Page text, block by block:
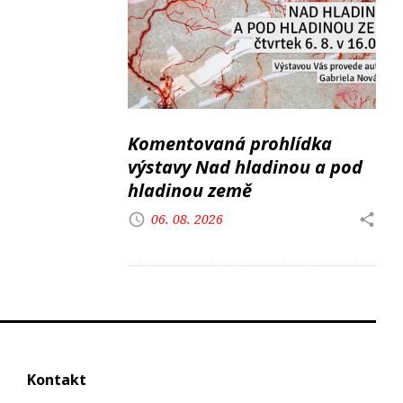
Komentovaná prohlídka
výstavy Nad hladinou a pod
hladinou země
06. 08. 2026
Kontakt